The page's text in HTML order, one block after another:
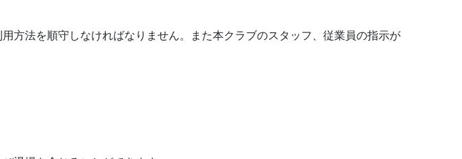
方法を順守しなければなりません。また本クラブのスタッフ、従業員の指示が